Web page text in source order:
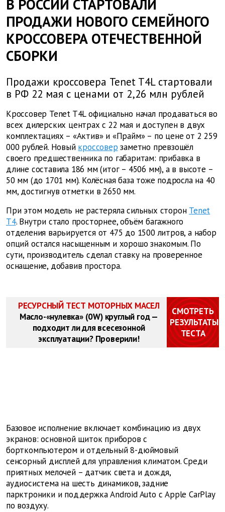
В РОССИИ СТАРТОВАЛИ
ПРОДАЖИ НОВОГО СЕМЕЙНОГО
КРОССОВЕРА ОТЕЧЕСТВЕННОЙ
СБОРКИ
Продажи кроссовера Tenet T4L стартовали
в РФ 22 мая с ценами от 2,26 млн рублей
Кроссовер Tenet T4L официально начал продаваться во
всех дилерских центрах с 22 мая и доступен в двух
комплектациях – «Актив» и «Прайм» – по цене от 2 259
000 рублей. Новый кроссовер заметно превзошёл
своего предшественника по габаритам: прибавка в
длине составила 186 мм (итог – 4506 мм), а в высоте –
50 мм (до 1701 мм). Колёсная база тоже подросла на 40
мм, достигнув отметки в 2650 мм.
При этом модель не растеряла сильных сторон Tenet
T4. Внутри стало просторнее, объём багажного
отделения варьируется от 475 до 1500 литров, а набор
опций остался насыщенным и хорошо знакомым. По
сути, производитель сделал ставку на проверенное
оснащение, добавив простора.
РЕСУРСНЫЙ ТЕСТ МОТОРНЫХ МАСЕЛ
Масло-«нулевка» (0W) круглый год —
подходит ли для всесезонной
эксплуатации? Проверили!
СМОТРЕТЬ
РЕЗУЛЬТАТЫ
ТЕСТА
Базовое исполнение включает комбинацию из двух
экранов: основной щиток приборов с
борткомпьютером и отдельный 8-дюймовый
сенсорный дисплей для управления климатом. Среди
приятных мелочей – датчик света и дождя,
аудиосистема на шесть динамиков, задние
парктроники и поддержка Android Auto с Apple CarPlay
по воздуху.